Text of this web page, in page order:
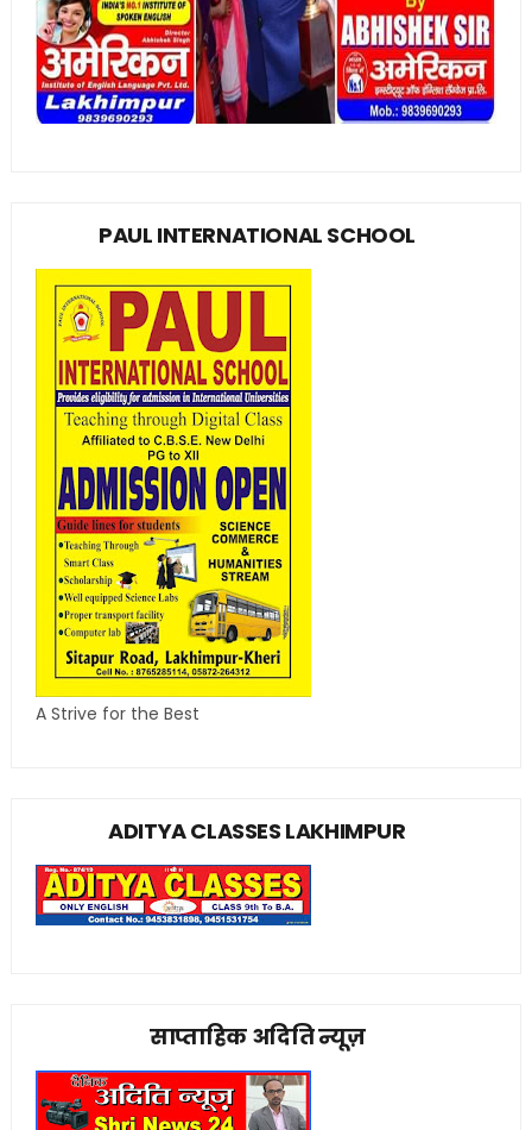
PAUL INTERNATIONAL SCHOOL
A Strive for the Best
ADITYA CLASSES LAKHIMPUR
साप्ताहिक अदिति न्यूज़